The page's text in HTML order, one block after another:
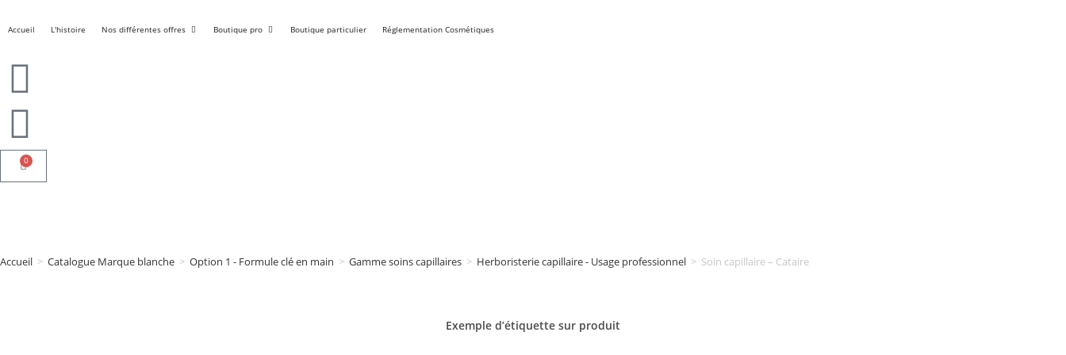
Accueil L'histoire Nos différentes offres Boutique pro Boutique particulier Réglementation Cosmétiques
0
Accueil > Catalogue Marque blanche > Option 1 - Formule clé en main > Gamme soins capillaires > Herboristerie capillaire - Usage professionnel > Soin capillaire – Cataire
Exemple d’étiquette sur produit